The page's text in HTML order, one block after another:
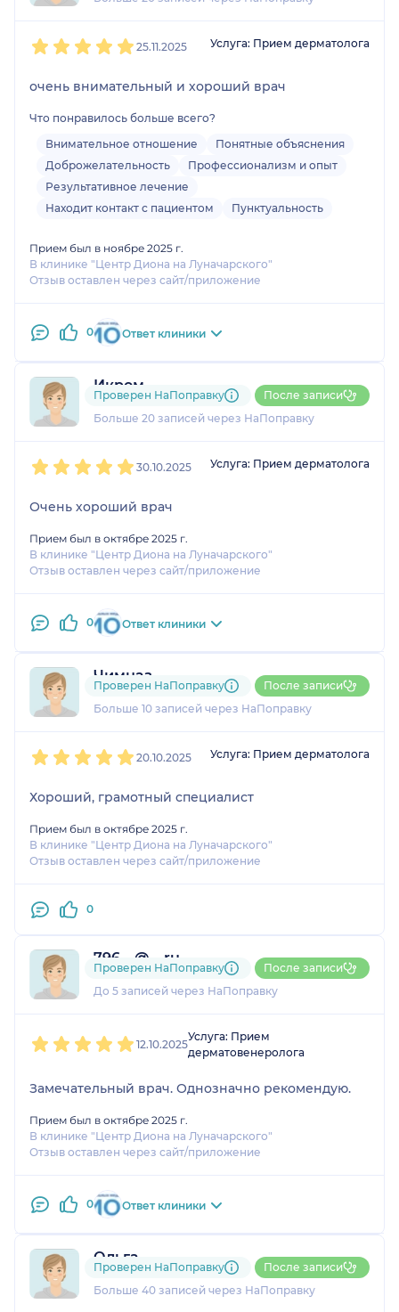
25.11.2025 Услуга: Прием дерматолога
очень внимательный и хороший врач
Что понравилось больше всего?
Внимательное отношение
Понятные объяснения
Доброжелательность
Профессионализм и опыт
Результативное лечение
Находит контакт с пациентом
Пунктуальность
Прием был в ноябре 2025 г.
В клинике "Центр Диона на Луначарского"
Отзыв оставлен через сайт/приложение
0 Ответ клиники
Икром
5 отзывов и2 оценки
Больше 20 записей через НаПоправку
Проверен НаПоправку После записи
30.10.2025 Услуга: Прием дерматолога
Очень хороший врач
Прием был в октябре 2025 г.
В клинике "Центр Диона на Луначарского"
Отзыв оставлен через сайт/приложение
0 Ответ клиники
Чимназ
2 отзыва
Больше 10 записей через НаПоправку
Проверен НаПоправку После записи
20.10.2025 Услуга: Прием дерматолога
Хороший, грамотный специалист
Прием был в октябре 2025 г.
В клинике "Центр Диона на Луначарского"
Отзыв оставлен через сайт/приложение
0
796....@....ru
1 отзыв
До 5 записей через НаПоправку
Проверен НаПоправку После записи
12.10.2025
Услуга: Прием
дерматовенеролога
Замечательный врач. Однозначно рекомендую.
Прием был в октябре 2025 г.
В клинике "Центр Диона на Луначарского"
Отзыв оставлен через сайт/приложение
0 Ответ клиники
Ольга
18 отзывов и1 оценка
Больше 40 записей через НаПоправку
Проверен НаПоправку После записи